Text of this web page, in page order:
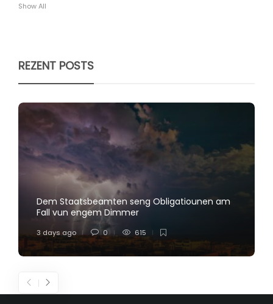
Show All
REZENT POSTS
Dem Staatsbeamten seng Obligatiounen am
Fall vun engem Dimmer
3 days ago 0 615